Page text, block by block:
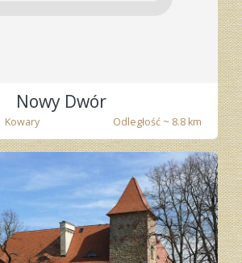
Nowy Dwór
Kowary Odległość ~ 8.8 km